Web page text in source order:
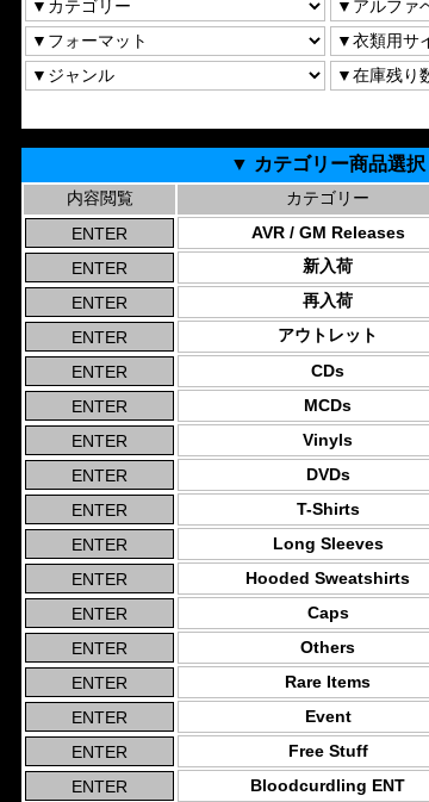
▼ カテゴリー商品選択
内容閲覧 カテゴリー
AVR / GM Releases
新入荷
再入荷
アウトレット
CDs
MCDs
Vinyls
DVDs
T-Shirts
Long Sleeves
Hooded Sweatshirts
Caps
Others
Rare Items
Event
Free Stuff
Bloodcurdling ENT